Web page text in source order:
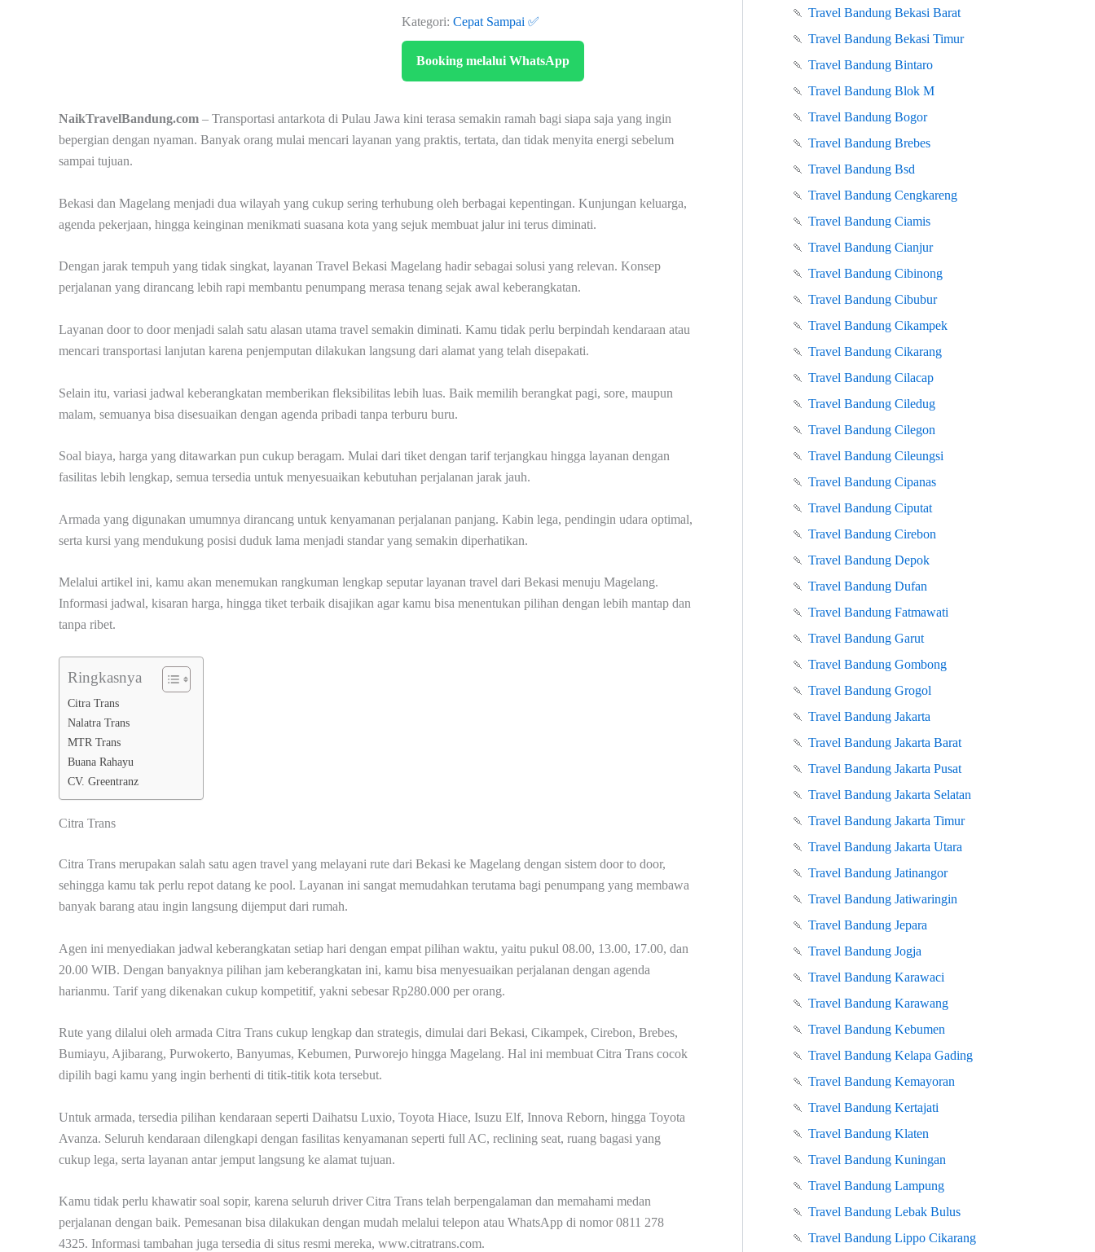
Kategori: Cepat Sampai ✅
Booking melalui WhatsApp
NaikTravelBandung.com – Transportasi antarkota di Pulau Jawa kini terasa semakin ramah bagi siapa saja yang ingin
bepergian dengan nyaman. Banyak orang mulai mencari layanan yang praktis, tertata, dan tidak menyita energi sebelum
sampai tujuan.
Bekasi dan Magelang menjadi dua wilayah yang cukup sering terhubung oleh berbagai kepentingan. Kunjungan keluarga,
agenda pekerjaan, hingga keinginan menikmati suasana kota yang sejuk membuat jalur ini terus diminati.
Dengan jarak tempuh yang tidak singkat, layanan Travel Bekasi Magelang hadir sebagai solusi yang relevan. Konsep
perjalanan yang dirancang lebih rapi membantu penumpang merasa tenang sejak awal keberangkatan.
Layanan door to door menjadi salah satu alasan utama travel semakin diminati. Kamu tidak perlu berpindah kendaraan atau
mencari transportasi lanjutan karena penjemputan dilakukan langsung dari alamat yang telah disepakati.
Selain itu, variasi jadwal keberangkatan memberikan fleksibilitas lebih luas. Baik memilih berangkat pagi, sore, maupun
malam, semuanya bisa disesuaikan dengan agenda pribadi tanpa terburu buru.
Soal biaya, harga yang ditawarkan pun cukup beragam. Mulai dari tiket dengan tarif terjangkau hingga layanan dengan
fasilitas lebih lengkap, semua tersedia untuk menyesuaikan kebutuhan perjalanan jarak jauh.
Armada yang digunakan umumnya dirancang untuk kenyamanan perjalanan panjang. Kabin lega, pendingin udara optimal,
serta kursi yang mendukung posisi duduk lama menjadi standar yang semakin diperhatikan.
Melalui artikel ini, kamu akan menemukan rangkuman lengkap seputar layanan travel dari Bekasi menuju Magelang.
Informasi jadwal, kisaran harga, hingga tiket terbaik disajikan agar kamu bisa menentukan pilihan dengan lebih mantap dan
tanpa ribet.
Ringkasnya
Citra Trans
Nalatra Trans
MTR Trans
Buana Rahayu
CV. Greentranz
Citra Trans
Citra Trans merupakan salah satu agen travel yang melayani rute dari Bekasi ke Magelang dengan sistem door to door,
sehingga kamu tak perlu repot datang ke pool. Layanan ini sangat memudahkan terutama bagi penumpang yang membawa
banyak barang atau ingin langsung dijemput dari rumah.
Agen ini menyediakan jadwal keberangkatan setiap hari dengan empat pilihan waktu, yaitu pukul 08.00, 13.00, 17.00, dan
20.00 WIB. Dengan banyaknya pilihan jam keberangkatan ini, kamu bisa menyesuaikan perjalanan dengan agenda
harianmu. Tarif yang dikenakan cukup kompetitif, yakni sebesar Rp280.000 per orang.
Rute yang dilalui oleh armada Citra Trans cukup lengkap dan strategis, dimulai dari Bekasi, Cikampek, Cirebon, Brebes,
Bumiayu, Ajibarang, Purwokerto, Banyumas, Kebumen, Purworejo hingga Magelang. Hal ini membuat Citra Trans cocok
dipilih bagi kamu yang ingin berhenti di titik-titik kota tersebut.
Untuk armada, tersedia pilihan kendaraan seperti Daihatsu Luxio, Toyota Hiace, Isuzu Elf, Innova Reborn, hingga Toyota
Avanza. Seluruh kendaraan dilengkapi dengan fasilitas kenyamanan seperti full AC, reclining seat, ruang bagasi yang
cukup lega, serta layanan antar jemput langsung ke alamat tujuan.
Kamu tidak perlu khawatir soal sopir, karena seluruh driver Citra Trans telah berpengalaman dan memahami medan
perjalanan dengan baik. Pemesanan bisa dilakukan dengan mudah melalui telepon atau WhatsApp di nomor 0811 278
4325. Informasi tambahan juga tersedia di situs resmi mereka, www.citratrans.com.
🍡 Travel Bandung Bekasi Barat
🍡 Travel Bandung Bekasi Timur
🍡 Travel Bandung Bintaro
🍡 Travel Bandung Blok M
🍡 Travel Bandung Bogor
🍡 Travel Bandung Brebes
🍡 Travel Bandung Bsd
🍡 Travel Bandung Cengkareng
🍡 Travel Bandung Ciamis
🍡 Travel Bandung Cianjur
🍡 Travel Bandung Cibinong
🍡 Travel Bandung Cibubur
🍡 Travel Bandung Cikampek
🍡 Travel Bandung Cikarang
🍡 Travel Bandung Cilacap
🍡 Travel Bandung Ciledug
🍡 Travel Bandung Cilegon
🍡 Travel Bandung Cileungsi
🍡 Travel Bandung Cipanas
🍡 Travel Bandung Ciputat
🍡 Travel Bandung Cirebon
🍡 Travel Bandung Depok
🍡 Travel Bandung Dufan
🍡 Travel Bandung Fatmawati
🍡 Travel Bandung Garut
🍡 Travel Bandung Gombong
🍡 Travel Bandung Grogol
🍡 Travel Bandung Jakarta
🍡 Travel Bandung Jakarta Barat
🍡 Travel Bandung Jakarta Pusat
🍡 Travel Bandung Jakarta Selatan
🍡 Travel Bandung Jakarta Timur
🍡 Travel Bandung Jakarta Utara
🍡 Travel Bandung Jatinangor
🍡 Travel Bandung Jatiwaringin
🍡 Travel Bandung Jepara
🍡 Travel Bandung Jogja
🍡 Travel Bandung Karawaci
🍡 Travel Bandung Karawang
🍡 Travel Bandung Kebumen
🍡 Travel Bandung Kelapa Gading
🍡 Travel Bandung Kemayoran
🍡 Travel Bandung Kertajati
🍡 Travel Bandung Klaten
🍡 Travel Bandung Kuningan
🍡 Travel Bandung Lampung
🍡 Travel Bandung Lebak Bulus
🍡 Travel Bandung Lippo Cikarang